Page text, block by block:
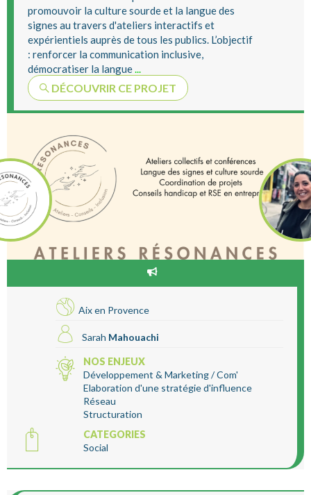
promouvoir la culture sourde et la langue des
signes au travers d'ateliers interactifs et
expérientiels auprès de tous les publics. L’objectif
: renforcer la communication inclusive,
démocratiser la langue...
DÉCOUVRIR CE PROJET
Aix en Provence
Sarah Mahouachi
NOS ENJEUX
Développement & Marketing / Com'
Elaboration d'une stratégie d'influence
Réseau
Structuration
CATEGORIES
Social